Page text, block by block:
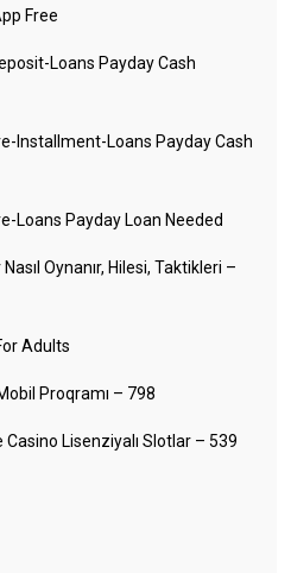
Free
Loans Payday Cash
Installment-Loans Payday Cash
Loans Payday Loan Needed
Oynanır, Hilesi, Taktikleri –
Adults
Proqramı – 798
Lisenziyalı Slotlar – 539